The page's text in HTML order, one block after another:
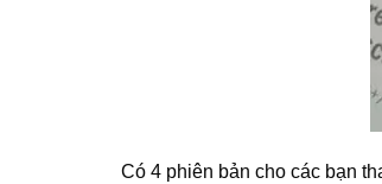
Có 4 phiên bản cho các bạn